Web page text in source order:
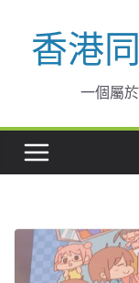
香港
一個屬